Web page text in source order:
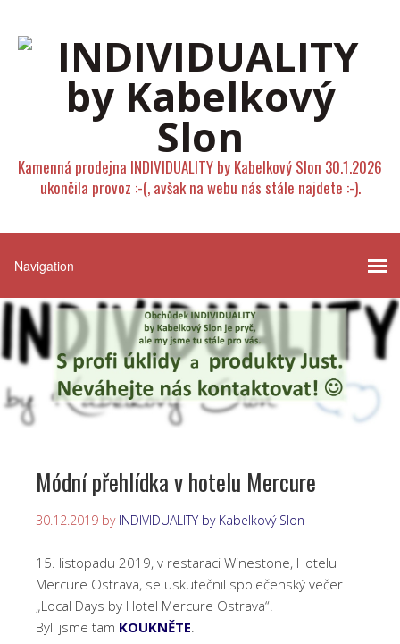
Kamenná prodejna INDIVIDUALITY by Kabelkový Slon 30.1.2026
ukončila provoz :-(, avšak na webu nás stále najdete :-).
Módní přehlídka v hotelu Mercure
30.12.2019 by INDIVIDUALITY by Kabelkový Slon
15. listopadu 2019, v restaraci Winestone, Hotelu
Mercure Ostrava, se uskutečnil společenský večer
„Local Days by Hotel Mercure Ostrava“.
Byli jsme tam KOUKNĚTE